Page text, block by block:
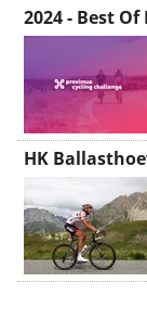
2024 - Best
HK